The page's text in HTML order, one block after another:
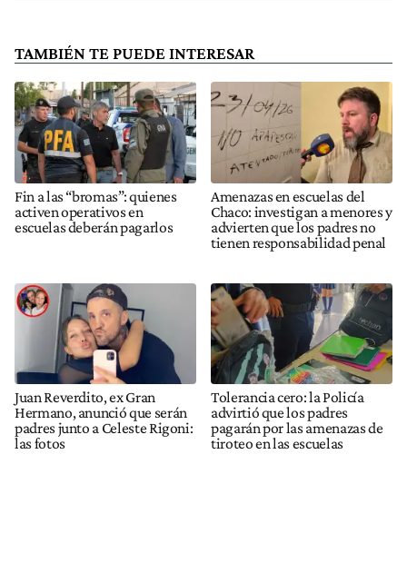
TAMBIÉN TE PUEDE INTERESAR
Fin a las “bromas”: quienes
activen operativos en
escuelas deberán pagarlos
Amenazas en escuelas del
Chaco: investigan a menores y
advierten que los padres no
tienen responsabilidad penal
Juan Reverdito, ex Gran
Hermano, anunció que serán
padres junto a Celeste Rigoni:
las fotos
Tolerancia cero: la Policía
advirtió que los padres
pagarán por las amenazas de
tiroteo en las escuelas